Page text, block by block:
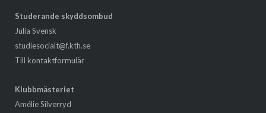
Studerande skyddsombud
Julia Svensk
studiesocialt@f.kth.se
Till kontaktformulär
Klubbmästeriet
Amélie Silverryd